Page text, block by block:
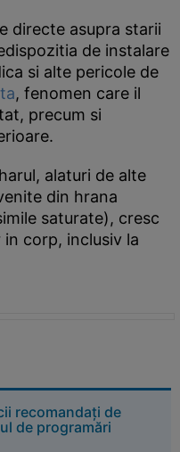
directe asupra starii
de instalare
si alte pericole de
, fenomen care il
precum si
alaturi de alte
din hrana
saturate), cresc
corp, inclusiv la
recomandați de
de programări